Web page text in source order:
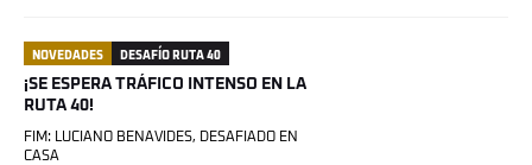
NOVEDADES DESAFÍO RUTA 40
¡SE ESPERA TRÁFICO INTENSO EN LA
RUTA 40!
FIM: LUCIANO BENAVIDES, DESAFIADO EN
CASA